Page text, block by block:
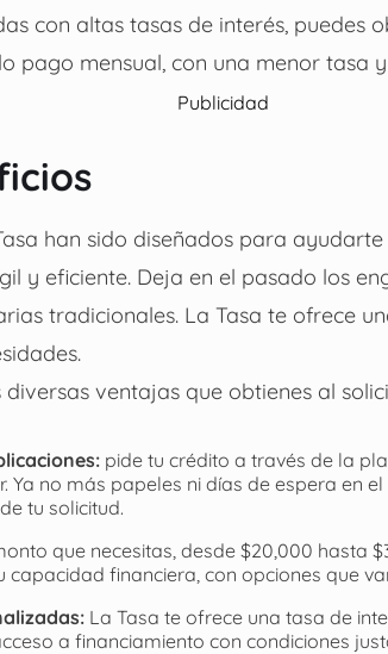
con altas tasas de interés, puedes
pago mensual, con una menor tasa
Publicidad
han sido diseñados para
y eficiente. Deja en el pasado los
tradicionales. La Tasa te ofrece
ventajas que obtienes al
pide tu crédito a través de la
Ya no más papeles ni días de espera en
tu solicitud.
que necesitas, desde $20,000 hasta
financiera, con opciones que
La Tasa te ofrece una tasa de
a financiamiento con condiciones